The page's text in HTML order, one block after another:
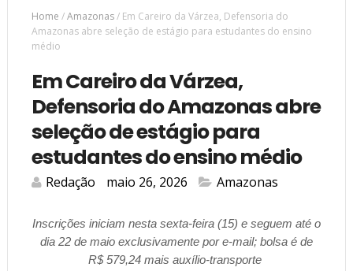
Home /Amazonas/ Em Careiro da Várzea, Defensoria do
Amazonas abre seleção de estágio para estudantes do ensino
médio
Em Careiro da Várzea,
Defensoria do Amazonas abre
seleção de estágio para
estudantes do ensino médio
Redação maio 26, 2026 Amazonas
Inscrições iniciam nesta sexta-feira (15) e seguem até o
dia 22 de maio exclusivamente por e-mail; bolsa é de
R$ 579,24 mais auxílio-transporte